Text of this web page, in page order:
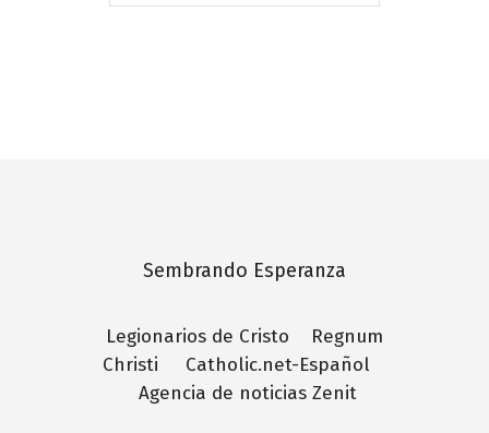
–
Sembrando Esperanza
Legionarios de Cristo Regnum
Christi
Catholic.net-Español
Agencia de noticias Zenit